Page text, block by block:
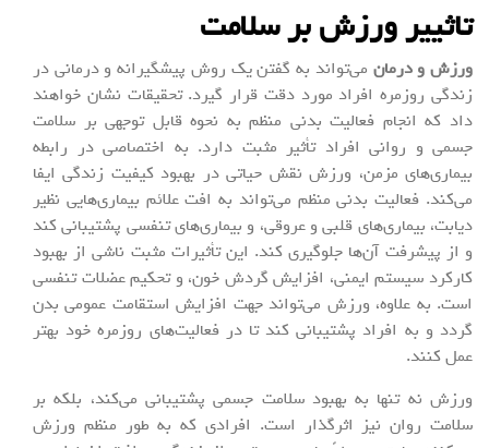
تاثییر ورزش بر سلامت
ورزش و درمان می‌تواند به گفتن یک روش پیشگیرانه و درمانی در
زندگی روزمره افراد مورد دقت قرار گیرد. تحقیقات نشان خواهند
داد که انجام فعالیت بدنی منظم به نحوه قابل توجهی بر سلامت
جسمی و روانی افراد تأثیر مثبت دارد. به اختصاصی در رابطه
بیماری‌های مزمن، ورزش نقش حیاتی در بهبود کیفیت زندگی ایفا
می‌کند. فعالیت بدنی منظم می‌تواند به افت علائم بیماری‌هایی نظیر
دیابت، بیماری‌های قلبی و عروقی، و بیماری‌های تنفسی پشتیبانی کند
و از پیشرفت آن‌ها جلوگیری کند. این تأثیرات مثبت ناشی از بهبود
کارکرد سیستم ایمنی، افزایش گردش خون، و تحکیم عضلات تنفسی
است. به علاوه، ورزش می‌تواند جهت افزایش استقامت عمومی بدن
گردد و به افراد پشتیبانی کند تا در فعالیت‌های روزمره خود بهتر
عمل کنند.
ورزش نه تنها به بهبود سلامت جسمی پشتیبانی می‌کند، بلکه بر
سلامت روان نیز اثرگذار است. افرادی که به طور منظم ورزش